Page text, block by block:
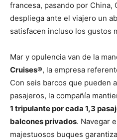
francesa, pasando por China,
despliega ante el viajero un
satisfacen incluso los gustos
Mar y opulencia van de la
Cruises®, la empresa
Con seis barcos que pueden
pasajeros, la compañía
1 tripulante por cada 1,3
balcones privados. Navegar
majestuosos buques